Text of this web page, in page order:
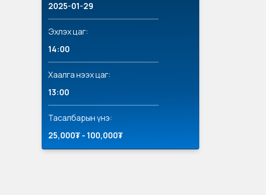
2025-01-29
Эхлэх цаг:
14:00
Хаалга нээх цаг:
13:00
Тасалбарын үнэ:
25,000₮ - 100,000₮